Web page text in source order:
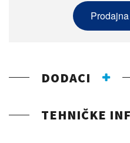
DODACI
TEHNIČKE